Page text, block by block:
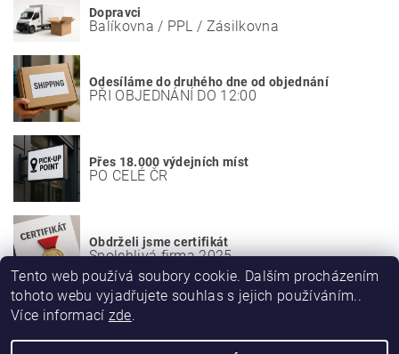
Dopravci
Balíkovna / PPL / Zásilkovna
Odesíláme do druhého dne od objednání
PŘI OBJEDNÁNÍ DO 12:00
Přes 18.000 výdejních míst
PO CELÉ ČR
Obdrželi jsme certifikát
Spolehlivá firma 2025
Tento web používá soubory cookie. Dalším procházením
tohoto webu vyjadřujete souhlas s jejich používáním..
Více informací zde.